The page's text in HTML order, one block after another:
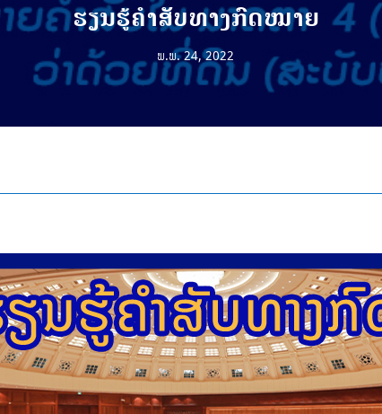
ຮຽນຮູ້ຄຳສັບທາງກົດໝາຍ
ພ.ພ. 24, 2022